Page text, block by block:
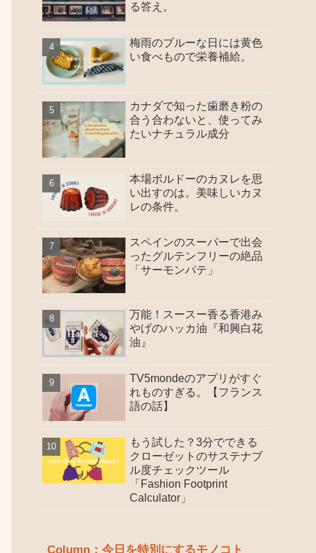
る答え。
梅雨のブルーな日には黄色
い食べもので栄養補給。
カナダで知った歯磨き粉の
合う合わないと、使ってみ
たいナチュラル成分
本場ボルドーのカヌレを思
い出すのは。美味しいカヌ
レの条件。
スペインのスーパーで出会
ったグルテンフリーの絶品
「サーモンパテ」
万能！スースー香る香港み
やげのハッカ油『和興白花
油』
TV5mondeのアプリがすぐ
れものすぎる。【フランス
語の話】
もう試した？3分でできる
クローゼットのサステナブ
ル度チェックツール
「Fashion Footprint
Calculator」
Column：今日を特別にするモノコト